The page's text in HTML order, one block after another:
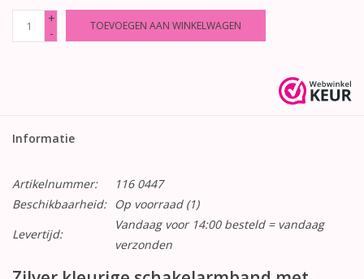
+
-
TOEVOEGEN AAN WINKELWAGEN
Informatie
Artikelnummer:
116 0447
Beschikbaarheid:
Op voorraad(1)
Levertijd:
Vandaag voor 14:00 besteld = vandaag
verzonden